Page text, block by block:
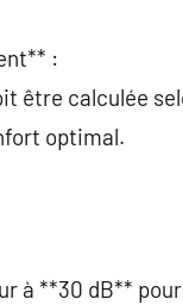
:
être calculée
optimal.
à **30 dB**